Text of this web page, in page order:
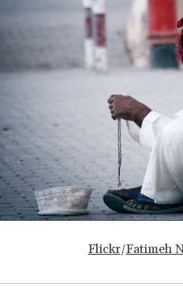
Flickr/Fatimeh